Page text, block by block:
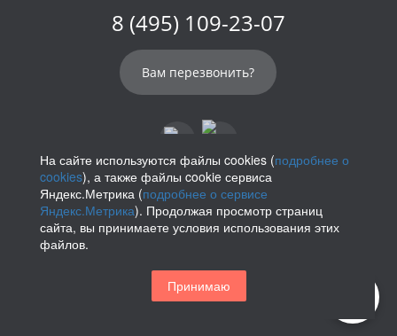
8 (495) 109-23-07
Вам перезвонить?
info@parikof.ru
Политика конфиденциальности
Магазин париков — Parikof. 2026
На сайте используются файлы cookies (подробнее о
cookies), а также файлы cookie сервиса
Яндекс.Метрика (подробнее о сервисе
Яндекс.Метрика). Продолжая просмотр страниц
сайта, вы принимаете условия использования этих
файлов.
Принимаю